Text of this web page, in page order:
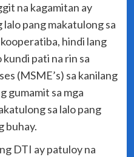
na kagamitan ay
pang makatulong sa
hindi lang
pati na rin sa
(MSME’s) sa kanilang
gumamit sa mga
sa lalo pang
buhay.
DTI ay patuloy na